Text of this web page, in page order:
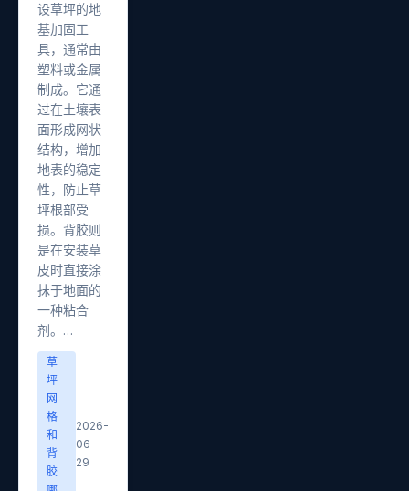
设草坪的地
基加固工
具，通常由
塑料或金属
制成。它通
过在土壤表
面形成网状
结构，增加
地表的稳定
性，防止草
坪根部受
损。背胶则
是在安装草
皮时直接涂
抹于地面的
一种粘合
剂。…
草
坪
网
格
和
背
胶
2026-
06-
29